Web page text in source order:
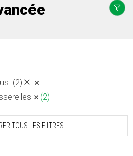
(2)
(2)
TOUS LES FILTRES